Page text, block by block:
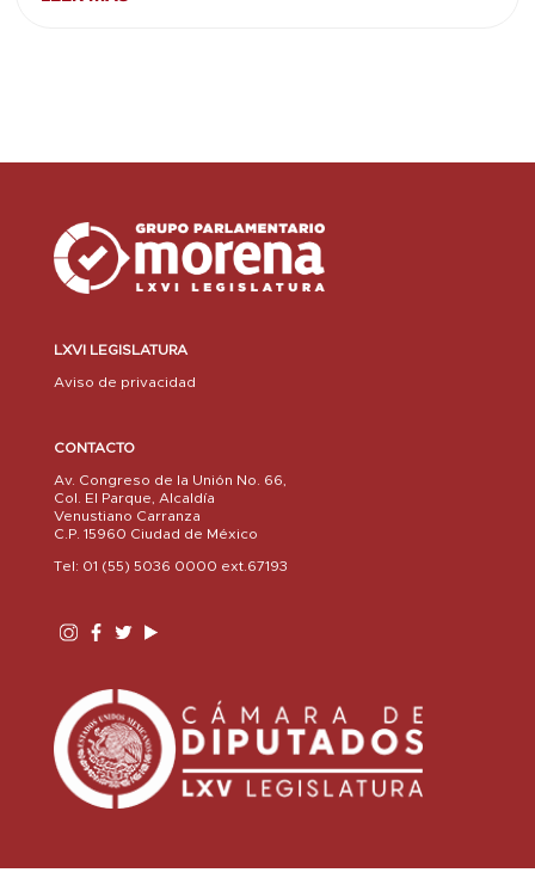
LXVI LEGISLATURA
Aviso de privacidad
CONTACTO
Av. Congreso de la Unión No. 66,
Col. El Parque, Alcaldía
Venustiano Carranza
C.P. 15960 Ciudad de México
Tel: 01 (55) 5036 0000 ext.67193